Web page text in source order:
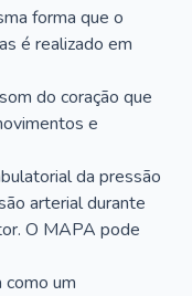
forma que o
é realizado em
do coração que
e
da pressão
arterial durante
O MAPA pode
como um